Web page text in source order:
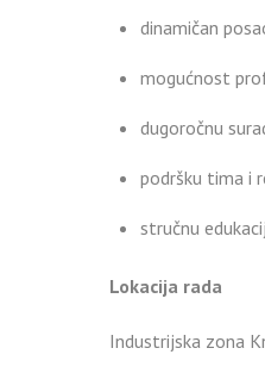
dinamičan
mogućnost
dugoročnu
podršku tima i
stručnu
Lokacija rada
Industrijska zona